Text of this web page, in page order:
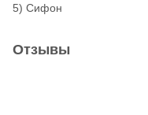
5) Сифон
Отзывы